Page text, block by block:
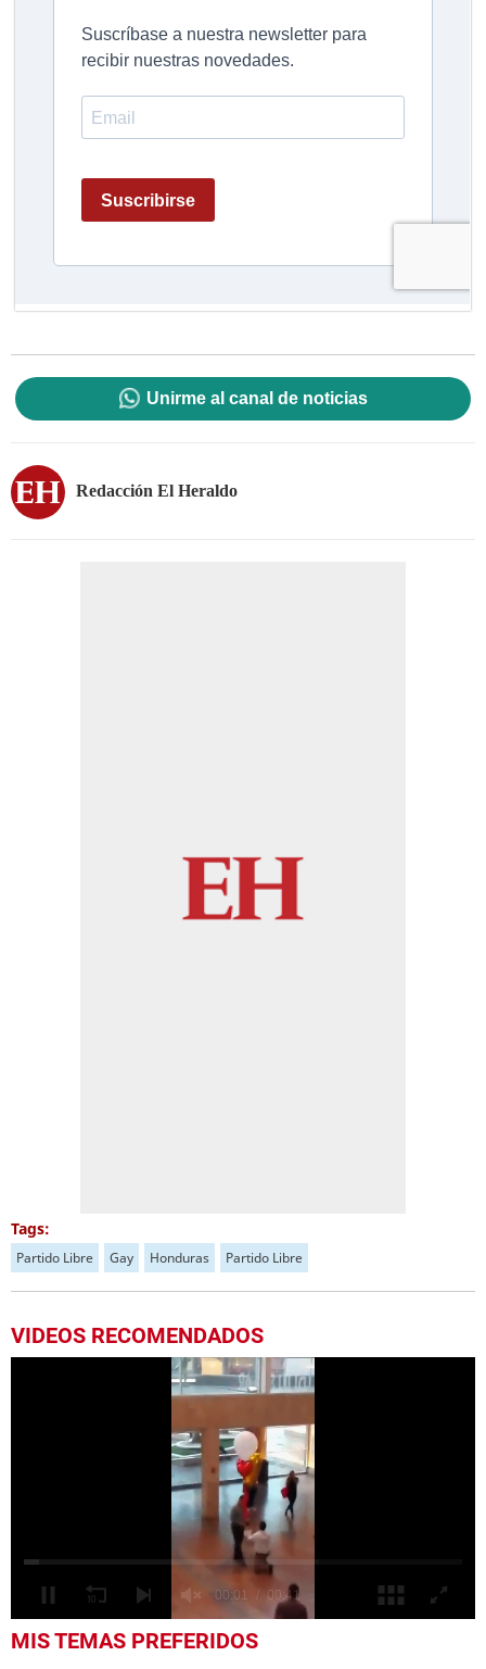
Unirme al canal de noticias
Redacción El Heraldo
Tags:
Partido Libre Gay Honduras Partido Libre
VIDEOS RECOMENDADOS
seconds
MIS TEMAS PREFERIDOS